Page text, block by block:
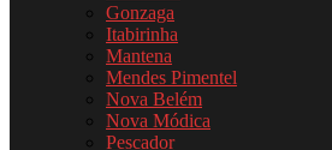
Gonzaga
Itabirinha
Mantena
Mendes Pimentel
Nova Belém
Nova Módica
Pescador